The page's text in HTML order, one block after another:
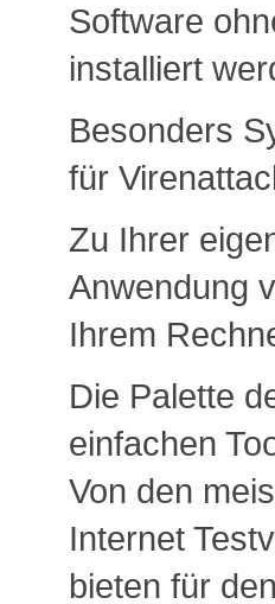
Software
installiert
Besonders
für
Zu Ihrer
Anwendung
Ihrem
Die Palette
einfachen
Von den
Internet
bieten für